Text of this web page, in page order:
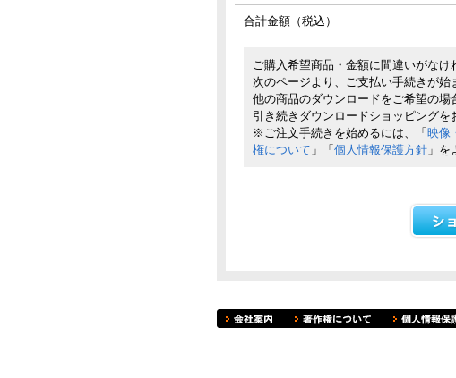
合計金額（税込）
ご購入希望商品・金額に間違いがなけ
次のページより、ご支払い手続きが始
他の商品のダウンロードをご希望の場
引き続きダウンロードショッピングを
※ご注文手続きを始めるには、「 映像
権について 」「 個人情報保護方針 」を